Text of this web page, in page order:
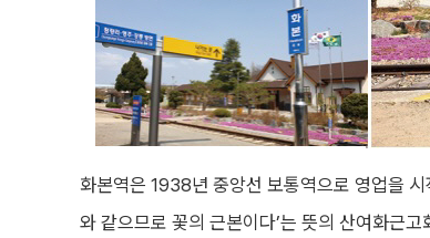
화본역은 1938년 중앙선 보통역으로 영업을
와 같으므로 꽃의 근본이다’는 뜻의 산여화근